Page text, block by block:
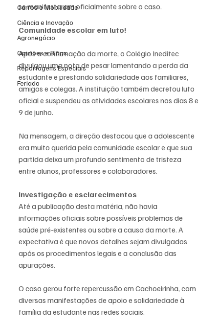
Carros e Mobilidade
Ciência e Inovação
Agronegócio
Opiniões e Blogs
Reportagens Especiais
Feriado
se manifestaram oficialmente sobre o caso.
Comunidade escolar em luto!
Após a confirmação da morte, o Colégio Ineditec
divulgou uma nota de pesar lamentando a perda da
estudante e prestando solidariedade aos familiares,
amigos e colegas. A instituição também decretou luto
oficial e suspendeu as atividades escolares nos dias 8 e
9 de junho.
Na mensagem, a direção destacou que a adolescente
era muito querida pela comunidade escolar e que sua
partida deixa um profundo sentimento de tristeza
entre alunos, professores e colaboradores.
Investigação e esclarecimentos
Até a publicação desta matéria, não havia
informações oficiais sobre possíveis problemas de
saúde pré-existentes ou sobre a causa da morte. A
expectativa é que novos detalhes sejam divulgados
após os procedimentos legais e a conclusão das
apurações.
O caso gerou forte repercussão em Cachoeirinha, com
diversas manifestações de apoio e solidariedade à
família da estudante nas redes sociais.